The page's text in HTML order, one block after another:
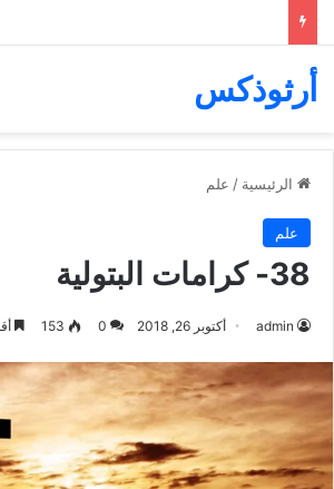
أرثوذكس
الرئيسية / علم
علم
38- كرامات البتولية
admin أكتوبر 26, 2018 0
153